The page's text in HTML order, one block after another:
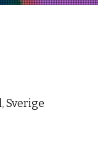
Sverige